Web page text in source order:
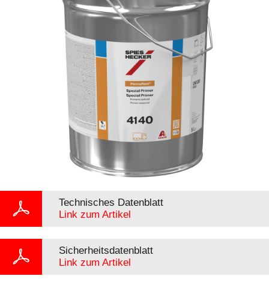
Technisches Datenblatt
Link zum Artikel
Sicherheitsdatenblatt
Link zum Artikel